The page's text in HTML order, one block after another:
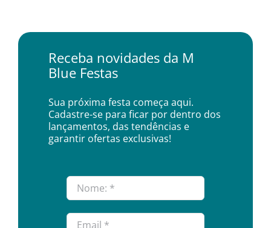
Receba novidades da M
Blue Festas
Sua próxima festa começa aqui.
Cadastre-se para ficar por dentro dos
lançamentos, das tendências e
garantir ofertas exclusivas!